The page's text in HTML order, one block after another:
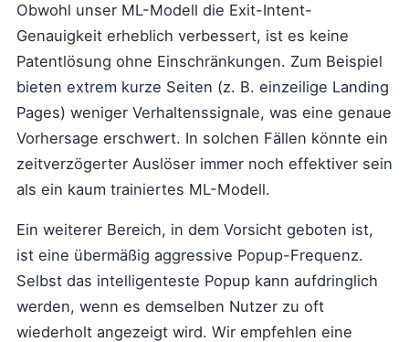
Obwohl unser ML-Modell die Exit-Intent-
Genauigkeit erheblich verbessert, ist es keine
Patentlösung ohne Einschränkungen. Zum Beispiel
bieten extrem kurze Seiten (z. B. einzeilige Landing
Pages) weniger Verhaltenssignale, was eine genaue
Vorhersage erschwert. In solchen Fällen könnte ein
zeitverzögerter Auslöser immer noch effektiver sein
als ein kaum trainiertes ML-Modell.
Ein weiterer Bereich, in dem Vorsicht geboten ist,
ist eine übermäßig aggressive Popup-Frequenz.
Selbst das intelligenteste Popup kann aufdringlich
werden, wenn es demselben Nutzer zu oft
wiederholt angezeigt wird. Wir empfehlen eine